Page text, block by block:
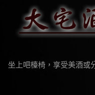
坐上吧檯椅，享受美酒或